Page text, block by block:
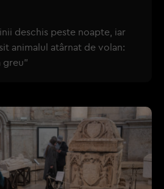
deschis peste noapte, iar
animalul atârnat de volan:
greu”